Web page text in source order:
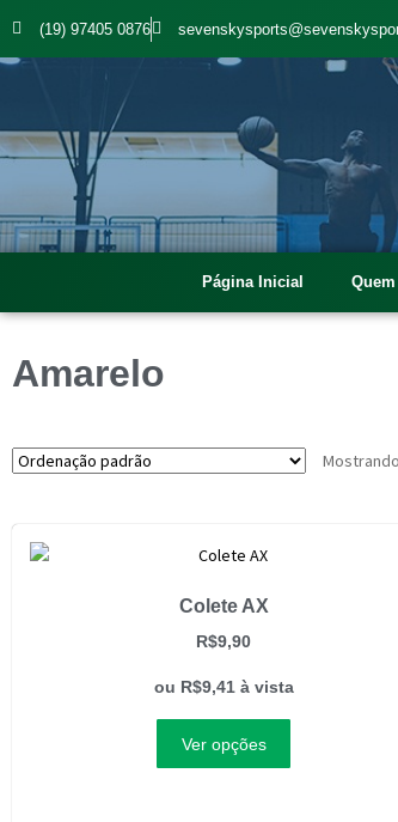
(19) 97405 0876
Página Inicial
Amarelo
Colete AX
R$9,90
ou R$9,41 à vista
Ver opções